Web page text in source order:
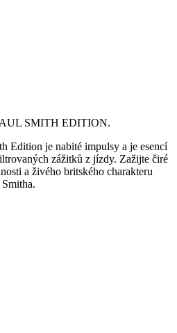
SMITH EDITION.
Edition je nabité impulsy a je esencí
zážitků z jízdy. Zažijte čiré
a živého britského charakteru